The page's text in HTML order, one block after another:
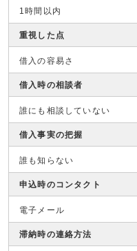
1時間以内
重視した点
借入の容易さ
借入時の相談者
誰にも相談していない
借入事実の把握
誰も知らない
申込時のコンタクト
電子メール
滞納時の連絡方法